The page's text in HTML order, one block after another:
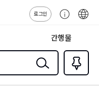
로그인
센
간행물
검색
즐겨찾
기0